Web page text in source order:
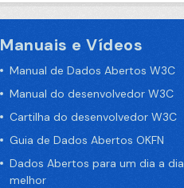
Manuais e Vídeos
Manual de Dados Abertos W3C
Manual do desenvolvedor W3C
Cartilha do desenvolvedor W3C
Guia de Dados Abertos OKFN
Dados Abertos para um dia a dia
melhor